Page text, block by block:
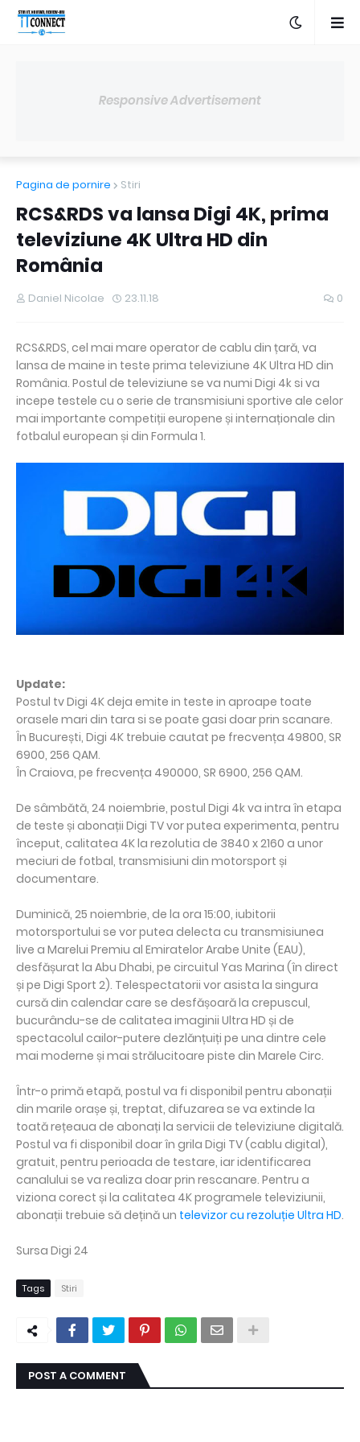
Responsive Advertisement
Pagina de pornire Stiri
RCS&RDS va lansa Digi 4K, prima
televiziune 4K Ultra HD din
România
Daniel Nicolae 23.11.18 0
RCS&RDS, cel mai mare operator de cablu din țară, va
lansa de maine in teste prima televiziune 4K Ultra HD din
România. Postul de televiziune se va numi Digi 4k si va
incepe testele cu o serie de transmisiuni sportive ale celor
mai importante competiții europene și internaționale din
fotbalul european și din Formula 1.
Update:
Postul tv Digi 4K deja emite in teste in aproape toate
orasele mari din tara si se poate gasi doar prin scanare.
În București, Digi 4K trebuie cautat pe frecvența 49800, SR
6900, 256 QAM.
În Craiova, pe frecvența 490000, SR 6900, 256 QAM.
De sâmbătă, 24 noiembrie, postul Digi 4k va intra în etapa
de teste și abonații Digi TV vor putea experimenta, pentru
început, calitatea 4K la rezolutia de 3840 x 2160 a unor
meciuri de fotbal, transmisiuni din motorsport și
documentare.
Duminică, 25 noiembrie, de la ora 15:00, iubitorii
motorsportului se vor putea delecta cu transmisiunea
live a Marelui Premiu al Emiratelor Arabe Unite (EAU),
desfășurat la Abu Dhabi, pe circuitul Yas Marina (în direct
și pe Digi Sport 2). Telespectatorii vor asista la singura
cursă din calendar care se desfășoară la crepuscul,
bucurându-se de calitatea imaginii Ultra HD și de
spectacolul cailor-putere dezlănțuiți pe una dintre cele
mai moderne și mai strălucitoare piste din Marele Circ.
Într-o primă etapă, postul va fi disponibil pentru abonații
din marile orașe și, treptat, difuzarea se va extinde la
toată rețeaua de abonați la servicii de televiziune digitală.
Postul va fi disponibil doar în grila Digi TV (cablu digital),
gratuit, pentru perioada de testare, iar identificarea
canalului se va realiza doar prin rescanare. Pentru a
viziona corect și la calitatea 4K programele televiziunii,
abonații trebuie să dețină un televizor cu rezoluție Ultra HD.
Sursa Digi 24
Tags Stiri
POST A COMMENT